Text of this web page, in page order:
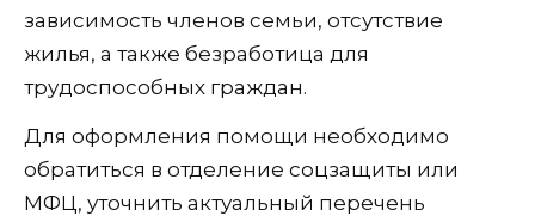
зависимость членов семьи, отсутствие
жилья, а также безработица для
трудоспособных граждан.
Для оформления помощи необходимо
обратиться в отделение соцзащиты или
МФЦ, уточнить актуальный перечень